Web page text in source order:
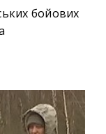
бойових